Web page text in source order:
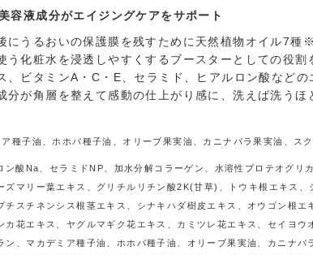
容液成分がエイジングケアをサポート
にうるおいの保護膜を残すために天然植物オイル7種
う化粧水を浸透しやすくするブースターとしての役
、ビタミンA・C・E、セラミド、ヒアルロン酸など
分が角層を整えて感動の仕上がり感に、洗えば洗う
種子油、ホホバ種子油、オリーブ果実油、カニナバラ果実油、ス
酸Na、セラミドNP、加水分解コラーゲン、水溶性プロテオグリ
ズマリー葉エキス、グリチルリチン酸2K(甘草)、トウキ根エキス
チスチネンシス根茎エキス、シナキハダ樹皮エキス、オウゴン根エ
カ花エキス、ヤグルマギク花エキス、カミツレ花エキス、セイヨ
ン、マカデミア種子油、ホホバ種子油、オリーブ果実油、カニナ